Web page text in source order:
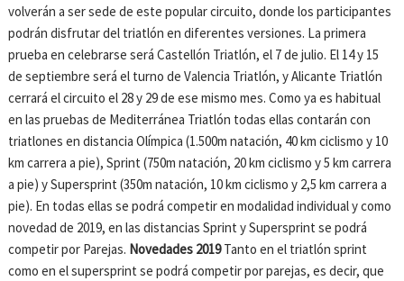
volverán a ser sede de este popular circuito, donde los participantes
podrán disfrutar del triatlón en diferentes versiones. La primera
prueba en celebrarse será Castellón Triatlón, el 7 de julio. El 14 y 15
de septiembre será el turno de Valencia Triatlón, y Alicante Triatlón
cerrará el circuito el 28 y 29 de ese mismo mes. Como ya es habitual
en las pruebas de Mediterránea Triatlón todas ellas contarán con
triatlones en distancia Olímpica (1.500m natación, 40 km ciclismo y 10
km carrera a pie), Sprint (750m natación, 20 km ciclismo y 5 km carrera
a pie) y Supersprint (350m natación, 10 km ciclismo y 2,5 km carrera a
pie). En todas ellas se podrá competir en modalidad individual y como
novedad de 2019, en las distancias Sprint y Supersprint se podrá
competir por Parejas. Novedades 2019Tanto en el triatlón sprint
como en el supersprint se podrá competir por parejas, es decir, que